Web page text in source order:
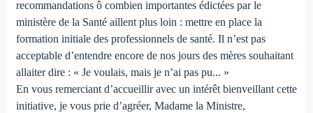
recommandations ô combien importantes édictées par le
ministère de la Santé aillent plus loin : mettre en place la
formation initiale des professionnels de santé. Il n’est pas
acceptable d’entendre encore de nos jours des mères souhaitant
allaiter dire : « Je voulais, mais je n’ai pas pu... »
En vous remerciant d’accueillir avec un intérêt bienveillant cette
initiative, je vous prie d’agréer, Madame la Ministre,